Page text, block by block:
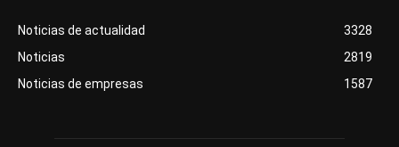
Noticias de actualidad
3328
Noticias
2819
Noticias de empresas
1587